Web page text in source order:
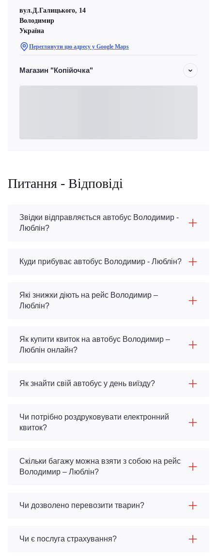
вул.Д.Галицького, 14
Володимир
Україна
Переглянути цю адресу у Google Maps
Магазин "Копійочка"
Питання - Відповіді
Звідки відправляється автобус Володимир -
Люблін?
Куди прибуває автобус Володимир - Люблін?
Які знижки діють на рейс Володимир –
Люблін?
Як купити квиток на автобус Володимир –
Люблін онлайн?
Як знайти свій автобус у день виїзду?
Чи потрібно роздруковувати електронний
квиток?
Скільки багажу можна взяти з собою на рейс
Володимир – Люблін?
Чи дозволено перевозити тварин?
Чи є послуга страхування?